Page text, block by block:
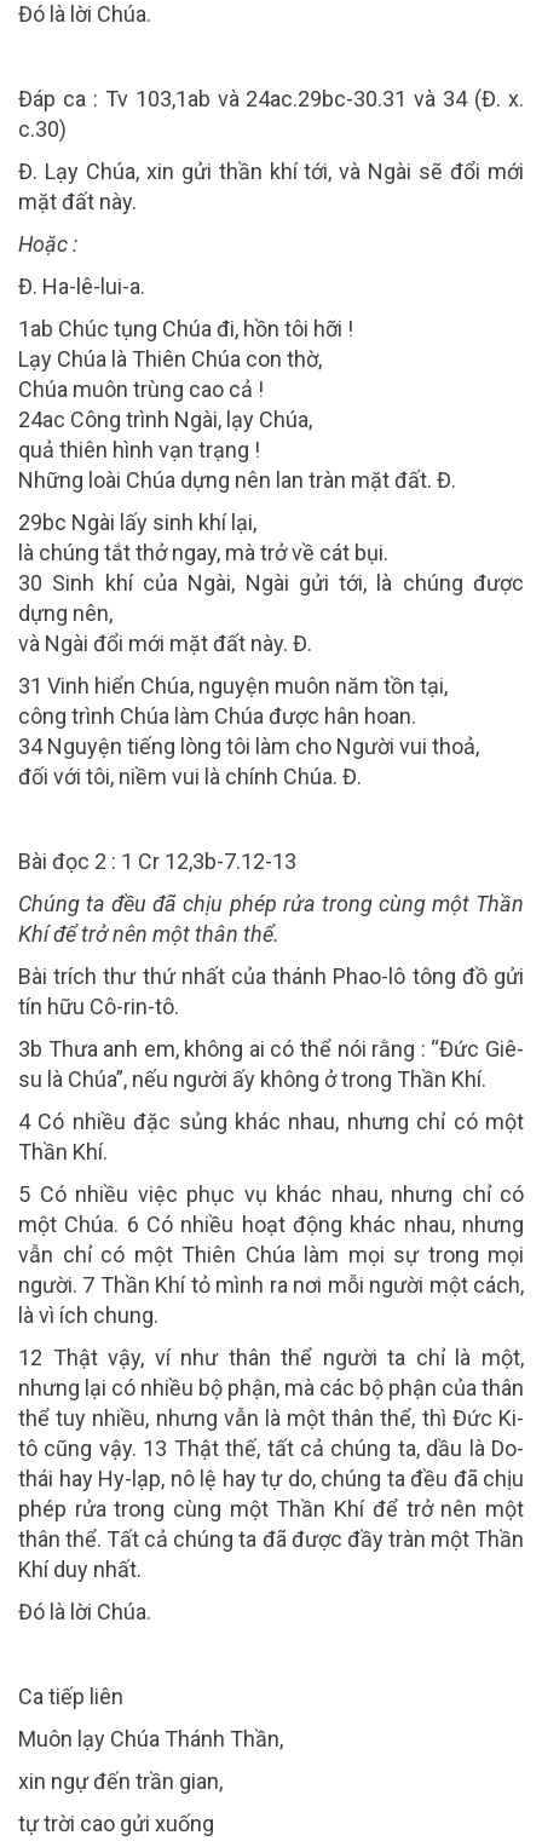
Đó là lời Chúa.
Đáp ca : Tv 103,1ab và 24ac.29bc-30.31 và 34 (Đ. x.
c.30)
Đ. Lạy Chúa, xin gửi thần khí tới, và Ngài sẽ đổi mới
mặt đất này.
Hoặc :
Đ. Ha-lê-lui-a.
1ab Chúc tụng Chúa đi, hồn tôi hỡi !
Lạy Chúa là Thiên Chúa con thờ,
Chúa muôn trùng cao cả !
24ac Công trình Ngài, lạy Chúa,
quả thiên hình vạn trạng !
Những loài Chúa dựng nên lan tràn mặt đất. Đ.
29bc Ngài lấy sinh khí lại,
là chúng tắt thở ngay, mà trở về cát bụi.
30 Sinh khí của Ngài, Ngài gửi tới, là chúng được
dựng nên,
và Ngài đổi mới mặt đất này. Đ.
31 Vinh hiển Chúa, nguyện muôn năm tồn tại,
công trình Chúa làm Chúa được hân hoan.
34 Nguyện tiếng lòng tôi làm cho Người vui thoả,
đối với tôi, niềm vui là chính Chúa. Đ.
Bài đọc 2 : 1 Cr 12,3b-7.12-13
Chúng ta đều đã chịu phép rửa trong cùng một Thần
Khí để trở nên một thân thể.
Bài trích thư thứ nhất của thánh Phao-lô tông đồ gửi
tín hữu Cô-rin-tô.
3b Thưa anh em, không ai có thể nói rằng : “Đức Giê-
su là Chúa”, nếu người ấy không ở trong Thần Khí.
4 Có nhiều đặc sủng khác nhau, nhưng chỉ có một
Thần Khí.
5 Có nhiều việc phục vụ khác nhau, nhưng chỉ có
một Chúa. 6 Có nhiều hoạt động khác nhau, nhưng
vẫn chỉ có một Thiên Chúa làm mọi sự trong mọi
người. 7 Thần Khí tỏ mình ra nơi mỗi người một cách,
là vì ích chung.
12 Thật vậy, ví như thân thể người ta chỉ là một,
nhưng lại có nhiều bộ phận, mà các bộ phận của thân
thể tuy nhiều, nhưng vẫn là một thân thể, thì Đức Ki-
tô cũng vậy. 13 Thật thế, tất cả chúng ta, dầu là Do-
thái hay Hy-lạp, nô lệ hay tự do, chúng ta đều đã chịu
phép rửa trong cùng một Thần Khí để trở nên một
thân thể. Tất cả chúng ta đã được đầy tràn một Thần
Khí duy nhất.
Đó là lời Chúa.
Ca tiếp liên
Muôn lạy Chúa Thánh Thần,
xin ngự đến trần gian,
tự trời cao gửi xuống